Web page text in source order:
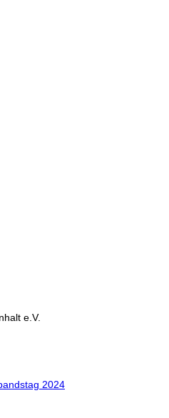
e.V.
2024